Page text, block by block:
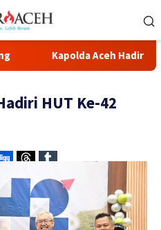
Kapolda Aceh Hadiri
HUT Ke-42